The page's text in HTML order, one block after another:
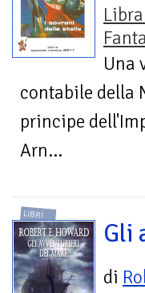
Una
contabile della
principe
Arn...
LIBRI
Gli
di